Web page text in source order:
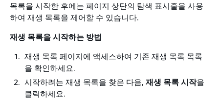
목록을 시작한 후에는 페이지 상단의 탐색 표시줄을 사용
하여 재생 목록을 제어할 수 있습니다.
재생 목록을 시작하는 방법
재생 목록 페이지에 액세스하여 기존 재생 목록 목록
을 확인하세요.
시작하려는 재생 목록을 찾은 다음, 재생 목록 시작을
클릭하세요.